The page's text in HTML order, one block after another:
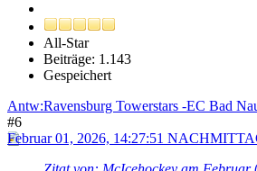
All-Star
Beiträge: 1.143
Gespeichert
Antw:Ravensburg Towerstars -EC Bad
#6
Februar 01, 2026, 14:27:51